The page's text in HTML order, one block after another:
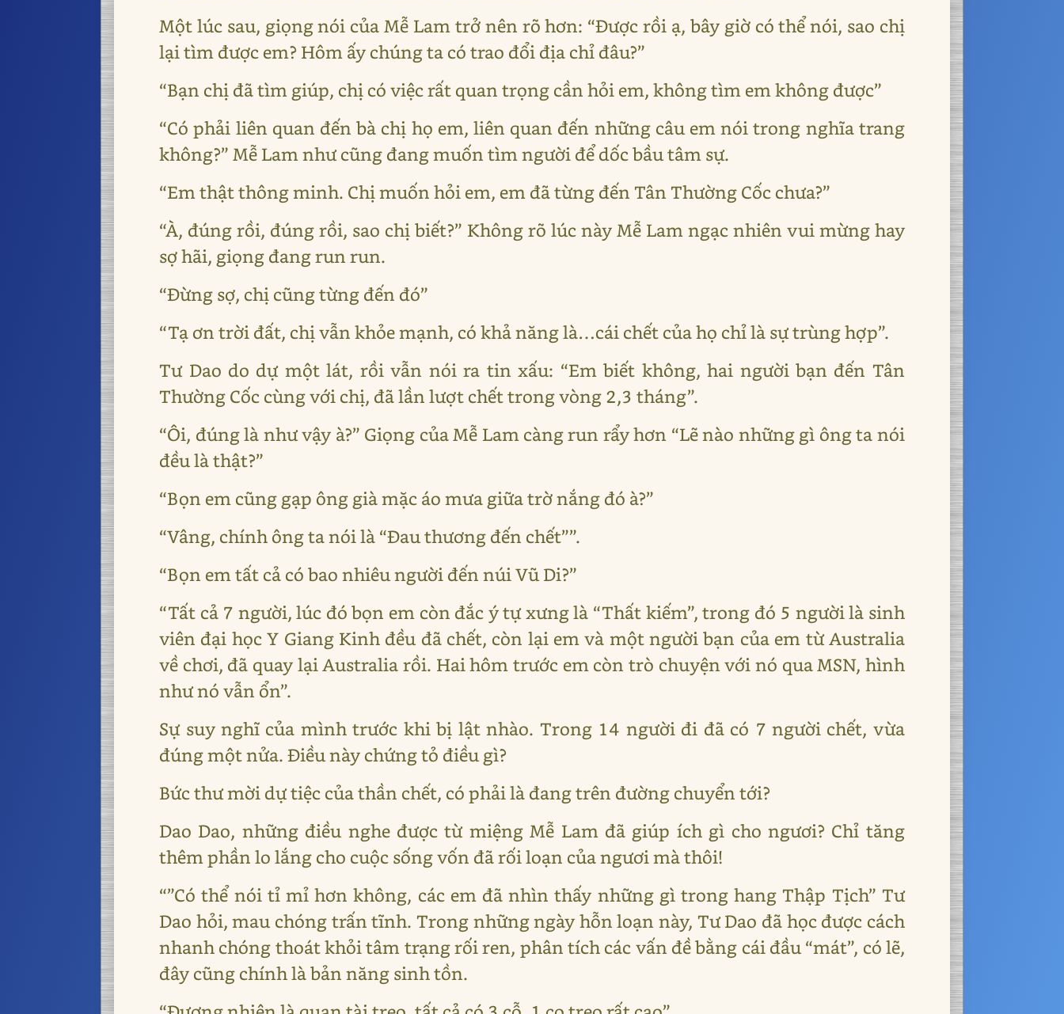
Một lúc sau, giọng nói của Mễ Lam trở nên rõ hơn: “Được rồi ạ, bây giờ có thể nói, sao chị
lại tìm được em? Hôm ấy chúng ta có trao đổi địa chỉ đâu?”
“Bạn chị đã tìm giúp, chị có việc rất quan trọng cần hỏi em, không tìm em không được”
“Có phải liên quan đến bà chị họ em, liên quan đến những câu em nói trong nghĩa trang
không?” Mễ Lam như cũng đang muốn tìm người để dốc bầu tâm sự.
“Em thật thông minh. Chị muốn hỏi em, em đã từng đến Tân Thường Cốc chưa?”
“À, đúng rồi, đúng rồi, sao chị biết?” Không rõ lúc này Mễ Lam ngạc nhiên vui mừng hay
sợ hãi, giọng đang run run.
“Đừng sợ, chị cũng từng đến đó”
“Tạ ơn trời đất, chị vẫn khỏe mạnh, có khả năng là…cái chết của họ chỉ là sự trùng hợp”.
Tư Dao do dự một lát, rồi vẫn nói ra tin xấu: “Em biết không, hai người bạn đến Tân
Thường Cốc cùng với chị, đã lần lượt chết trong vòng 2,3 tháng”.
“Ôi, đúng là như vậy à?” Giọng của Mễ Lam càng run rẩy hơn “Lẽ nào những gì ông ta nói
đều là thật?”
“Bọn em cũng gạp ông già mặc áo mưa giữa trờ nắng đó à?”
“Vâng, chính ông ta nói là “Đau thương đến chết””.
“Bọn em tất cả có bao nhiêu người đến núi Vũ Di?”
“Tất cả 7 người, lúc đó bọn em còn đắc ý tự xưng là “Thất kiếm”, trong đó 5 người là sinh
viên đại học Y Giang Kinh đều đã chết, còn lại em và một người bạn của em từ Australia
về chơi, đã quay lại Australia rồi. Hai hôm trước em còn trò chuyện với nó qua MSN, hình
như nó vẫn ổn”.
Sự suy nghĩ của mình trước khi bị lật nhào. Trong 14 người đi đã có 7 người chết, vừa
đúng một nửa. Điều này chứng tỏ điều gì?
Bức thư mời dự tiệc của thần chết, có phải là đang trên đường chuyển tới?
Dao Dao, những điều nghe được từ miệng Mễ Lam đã giúp ích gì cho ngươi? Chỉ tăng
thêm phần lo lắng cho cuộc sống vốn đã rối loạn của ngươi mà thôi!
“”Có thể nói tỉ mỉ hơn không, các em đã nhìn thấy những gì trong hang Thập Tịch” Tư
Dao hỏi, mau chóng trấn tĩnh. Trong những ngày hỗn loạn này, Tư Dao đã học được cách
nhanh chóng thoát khỏi tâm trạng rối ren, phân tích các vấn đề bằng cái đầu “mát”, có lẽ,
đây cũng chính là bản năng sinh tồn.